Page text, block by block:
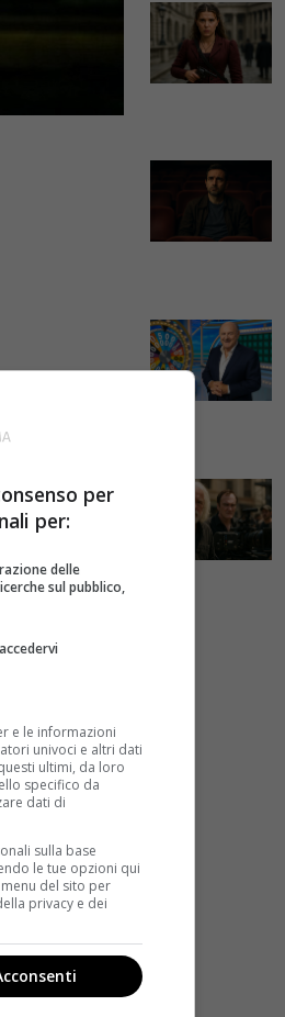
dicembre
Uno HD
su Sky
2017,
, andrà in
anticipo sulla
merito è
disponibili su
onda e non
del web:
piano per
sé parte dei
per
per:
delle
sul pubblico,
e le informazioni
univoci e altri dati
ultimi, da loro
specifico da
dati di
sulla base
le tue opzioni qui
del sito per
privacy e dei